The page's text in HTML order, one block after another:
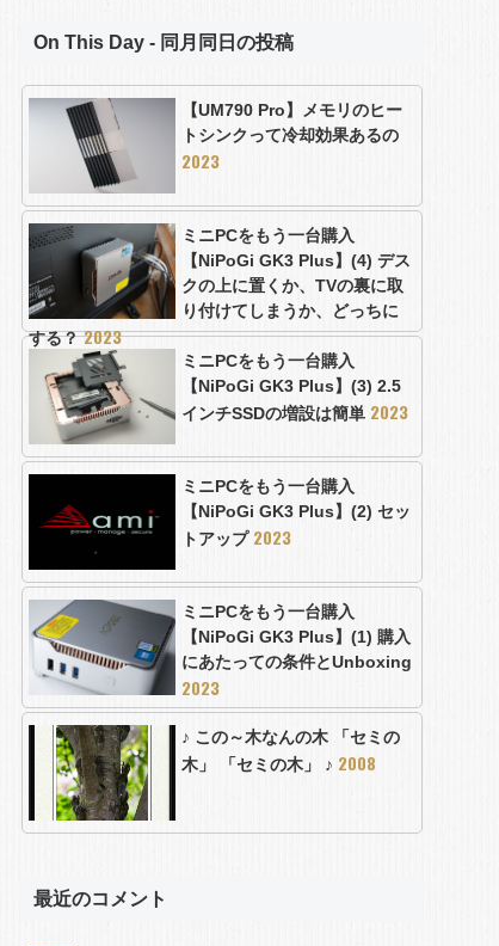
On This Day - 同月同日の投稿
【UM790 Pro】メモリのヒー
トシンクって冷却効果あるの
2023
ミニPCをもう一台購入
【NiPoGi GK3 Plus】(4) デス
クの上に置くか、TVの裏に取
り付けてしまうか、どっちに
する？2023
ミニPCをもう一台購入
【NiPoGi GK3 Plus】(3) 2.5
インチSSDの増設は簡単 2023
ミニPCをもう一台購入
【NiPoGi GK3 Plus】(2) セッ
トアップ 2023
ミニPCをもう一台購入
【NiPoGi GK3 Plus】(1) 購入
にあたっての条件とUnboxing
2023
♪ この～木なんの木 「セミの
木」 「セミの木」 ♪ 2008
最近のコメント